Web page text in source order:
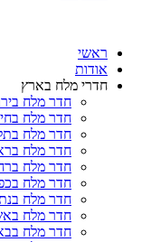
ראשי
אודות
חדרי מלח בארץ
חדר מלח
חדר מלח
חדר מלח
חדר מלח
חדר מלח
חדר מלח
חדר מלח
חדר מלח
חדר מלח